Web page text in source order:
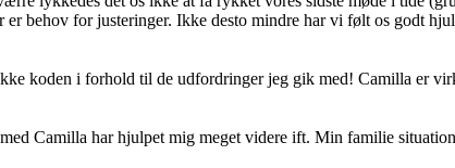
behov for justeringer. Ikke desto mindre har vi følt os godt
koden i forhold til de udfordringer jeg gik med! Camilla er
Camilla har hjulpet mig meget videre ift. Min familie